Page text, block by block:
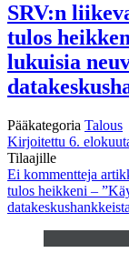
SRV:n
tulos
lukuisia
Pääkategoria Talous
Kirjoitettu 6.
Tilaajille
Ei kommentteja
tulos heikkeni –